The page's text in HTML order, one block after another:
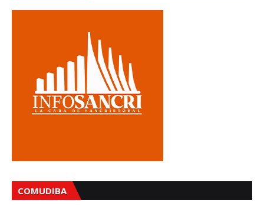
COMUDIBA